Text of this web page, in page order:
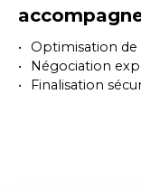
Optimisation de
Négociation
Finalisation